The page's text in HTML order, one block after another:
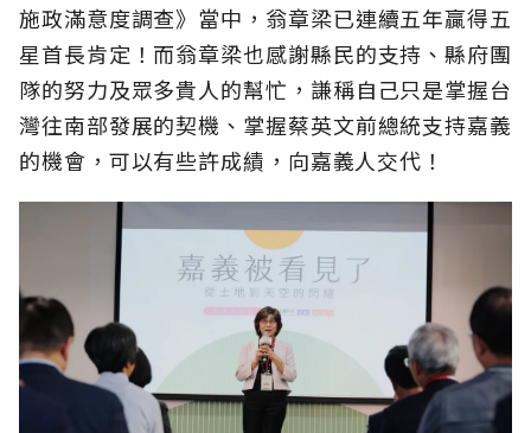
施政滿意度調查》當中，翁章梁已連續五年贏得五
星首長肯定！而翁章梁也感謝縣民的支持、縣府團
隊的努力及眾多貴人的幫忙，謙稱自己只是掌握台
灣往南部發展的契機、掌握蔡英文前總統支持嘉義
的機會，可以有些許成績，向嘉義人交代！